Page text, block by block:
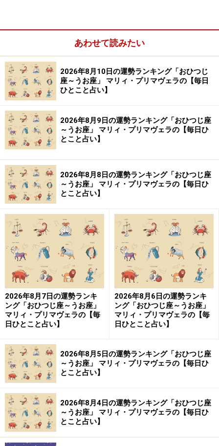
おうし座（4月20日～5月20日生まれ）
大事なのは、考えないこと！ ハッピーに過ごしたいな
ら、頭を使ってはいけません。クヨクヨ、グダグダと負
のループに入ってしまい腰が重くなり、終わるはずのこ
とも終わらずに週末を台無しにする恐れがあります。
「これをやる」「あそこに行く」と行動指針を決めて実
現させることに集中を。イチイチ感情や感想を挟まずに
進めると案外ラクだし、サクサク進むはず。
単なる聞き役、相槌マシーンでいいと割り切って。鈍感
力で乗り切りましょう。デートは、暖かく癒しプラン
で。
ふたご座（5月21日～6月21日生まれ）
つじつま合わせの天才現る！ カンのいいふたご座ならお
あわせて読みたい
2026年8月10日の運勢ランキング「おひつじ
座～うお座」 マリィ・プリマヴェラの【毎日
ひとこと占い】
2026年8月9日の運勢ランキング「おひつじ座
～うお座」 マリィ・プリマヴェラの【毎日ひ
とこと占い】
2026年8月8日の運勢ランキング「おひつじ座
～うお座」 マリィ・プリマヴェラの【毎日ひ
とこと占い】
2026年8月7日の運勢ランキ
ング「おひつじ座～うお座」
マリィ・プリマヴェラの【毎
日ひとこと占い】
2026年8月6日の運勢ランキ
ング「おひつじ座～うお座」
マリィ・プリマヴェラの【毎
日ひとこと占い】
2026年8月5日の運勢ランキング「おひつじ座
～うお座」 マリィ・プリマヴェラの【毎日ひ
とこと占い】
2026年8月4日の運勢ランキング「おひつじ座
～うお座」 マリィ・プリマヴェラの【毎日ひ
とこと占い】